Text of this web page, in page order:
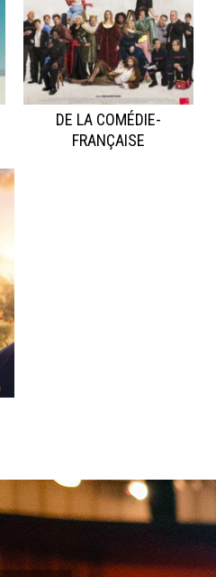
DE LA COMÉDIE-
FRANÇAISE